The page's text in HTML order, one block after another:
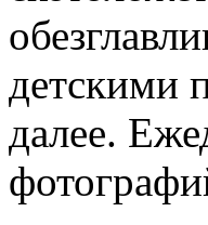
детскими
далее.